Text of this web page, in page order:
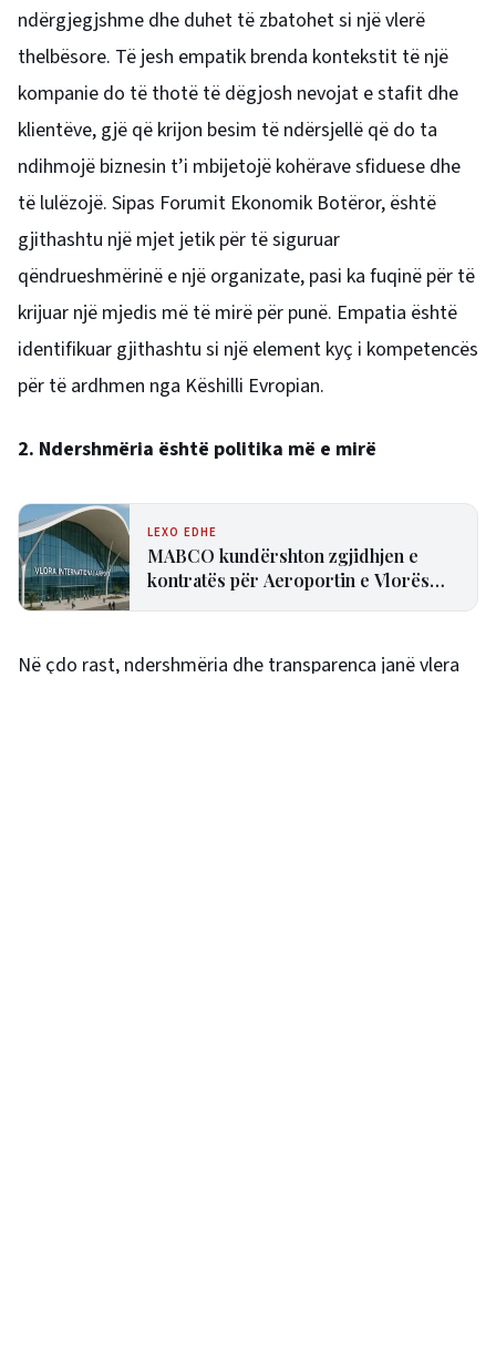
ndërgjegjshme dhe duhet të zbatohet si një vlerë
thelbësore. Të jesh empatik brenda kontekstit të një
kompanie do të thotë të dëgjosh nevojat e stafit dhe
klientëve, gjë që krijon besim të ndërsjellë që do ta
ndihmojë biznesin t’i mbijetojë kohërave sfiduese dhe
të lulëzojë. Sipas Forumit Ekonomik Botëror, është
gjithashtu një mjet jetik për të siguruar
qëndrueshmërinë e një organizate, pasi ka fuqinë për të
krijuar një mjedis më të mirë për punë. Empatia është
identifikuar gjithashtu si një element kyç i kompetencës
për të ardhmen nga Këshilli Evropian.
2. Ndershmëria është politika më e mirë
LEXO EDHE
MABCO kundërshton zgjidhjen e
kontratës për Aeroportin e Vlorës
Në çdo rast, ndershmëria dhe transparenca janë vlera